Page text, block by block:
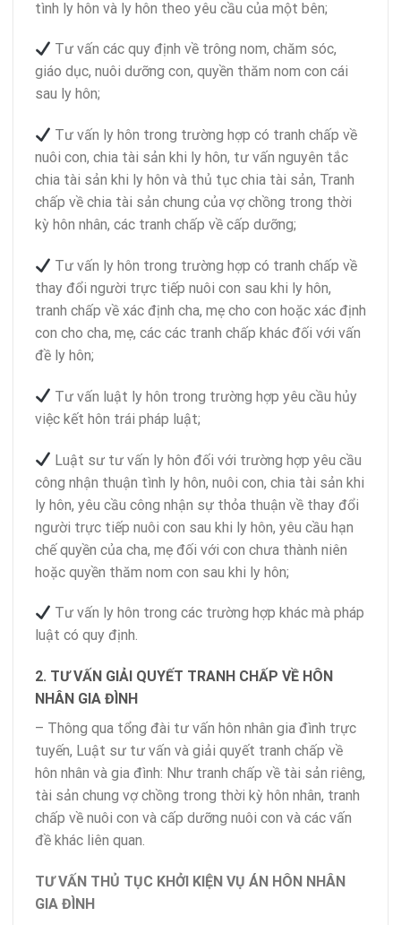
tình ly hôn và ly hôn theo yêu cầu của một bên;
Tư vấn các quy định về trông nom, chăm sóc,
giáo dục, nuôi dưỡng con, quyền thăm nom con cái
sau ly hôn;
Tư vấn ly hôn trong trường hợp có tranh chấp về
nuôi con, chia tài sản khi ly hôn, tư vấn nguyên tắc
chia tài sản khi ly hôn và thủ tục chia tài sản, Tranh
chấp về chia tài sản chung của vợ chồng trong thời
kỳ hôn nhân, các tranh chấp về cấp dưỡng;
Tư vấn ly hôn trong trường hợp có tranh chấp về
thay đổi người trực tiếp nuôi con sau khi ly hôn,
tranh chấp về xác định cha, mẹ cho con hoặc xác định
con cho cha, mẹ, các các tranh chấp khác đối với vấn
đề ly hôn;
Tư vấn luật ly hôn trong trường hợp yêu cầu hủy
việc kết hôn trái pháp luật;
Luật sư tư vấn ly hôn đối với trường hợp yêu cầu
công nhận thuận tình ly hôn, nuôi con, chia tài sản khi
ly hôn, yêu cầu công nhận sự thỏa thuận về thay đổi
người trực tiếp nuôi con sau khi ly hôn, yêu cầu hạn
chế quyền của cha, mẹ đối với con chưa thành niên
hoặc quyền thăm nom con sau khi ly hôn;
Tư vấn ly hôn trong các trường hợp khác mà pháp
luật có quy định.
2. TƯ VẤN GIẢI QUYẾT TRANH CHẤP VỀ HÔN
NHÂN GIA ĐÌNH
– Thông qua tổng đài tư vấn hôn nhân gia đình trực
tuyến, Luật sư tư vấn và giải quyết tranh chấp về
hôn nhân và gia đình: Như tranh chấp về tài sản riêng,
tài sản chung vợ chồng trong thời kỳ hôn nhân, tranh
chấp về nuôi con và cấp dưỡng nuôi con và các vấn
đề khác liên quan.
TƯ VẤN THỦ TỤC KHỞI KIỆN VỤ ÁN HÔN NHÂN
GIA ĐÌNH